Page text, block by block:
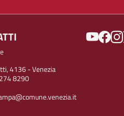
4136 - Venezia
8290